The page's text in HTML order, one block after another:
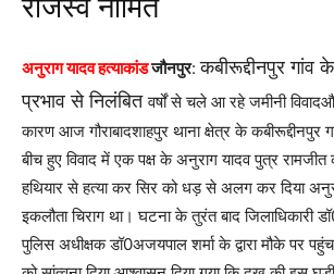
राजस्व नामित
अनुराग यादव हत्याकांडजौनपुर:कबीरूद्दीनपुर
प्रभाव से निलंबितवर्षों से चले आ रहे जमीनी
कारण आज गौराबादशाहपुर थाना क्षेत्र के कबीरूद्दीनपुर
बीच हुए विवाद में एक पक्ष के अनुराग यादव पुत्र रामजीत
हथियार से हत्या कर सिर को धड़ से अलग कर दिया
इकलौता चिराग था। घटना के तुरंत बाद जिलाधिकारी
पुलिस अधीक्षक डॉ0अजयपाल शर्मा के द्वारा मौके पर